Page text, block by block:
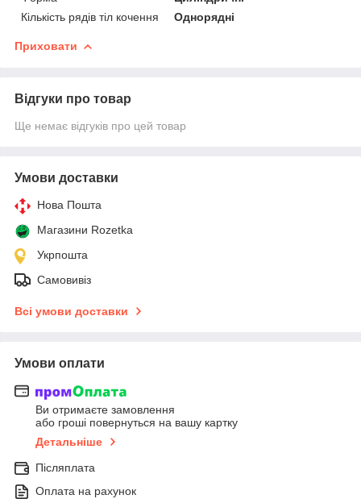
Кількість рядів тіл кочення
Однорядні
Приховати
Відгуки про товар
Ще немає відгуків про цей товар
Умови доставки
Нова Пошта
Магазини Rozetka
Укрпошта
Самовивіз
Всі умови доставки
Умови оплати
Ви отримаєте замовлення
або гроші повернуться на вашу картку
Детальніше
Післяплата
Оплата на рахунок